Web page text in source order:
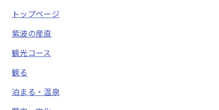
トップページ
紫波の産直
観光コース
観る
泊まる・温泉